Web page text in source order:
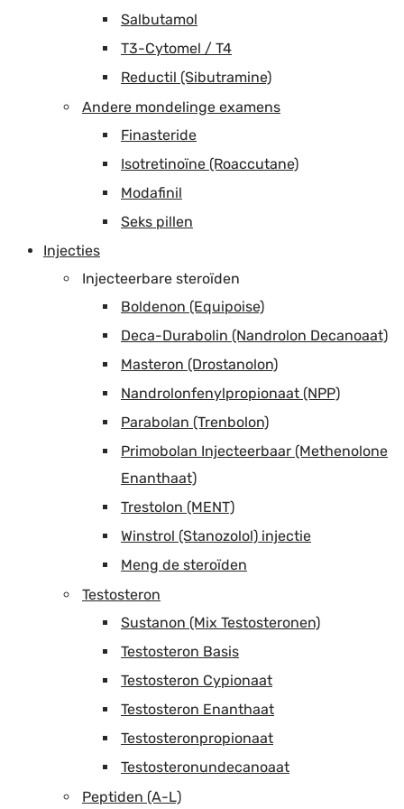
Salbutamol
T3-Cytomel / T4
Reductil (Sibutramine)
Andere mondelinge examens
Finasteride
Isotretinoïne (Roaccutane)
Modafinil
Seks pillen
Injecties
Injecteerbare steroïden
Boldenon (Equipoise)
Deca-Durabolin (Nandrolon Decanoaat)
Masteron (Drostanolon)
Nandrolonfenylpropionaat (NPP)
Parabolan (Trenbolon)
Primobolan Injecteerbaar (Methenolone
Enanthaat)
Trestolon (MENT)
Winstrol (Stanozolol) injectie
Meng de steroïden
Testosteron
Sustanon (Mix Testosteronen)
Testosteron Basis
Testosteron Cypionaat
Testosteron Enanthaat
Testosteronpropionaat
Testosteronundecanoaat
Peptiden (A-L)